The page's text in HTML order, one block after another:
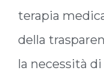
terapia
della
la necessità